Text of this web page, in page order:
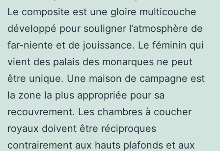
Le composite est une gloire multicouche
développé pour souligner l’atmosphère de
far-niente et de jouissance. Le féminin qui
vient des palais des monarques ne peut
être unique. Une maison de campagne est
la zone la plus appropriée pour sa
recouvrement. Les chambres à coucher
royaux doivent être réciproques
contrairement aux hauts plafonds et aux